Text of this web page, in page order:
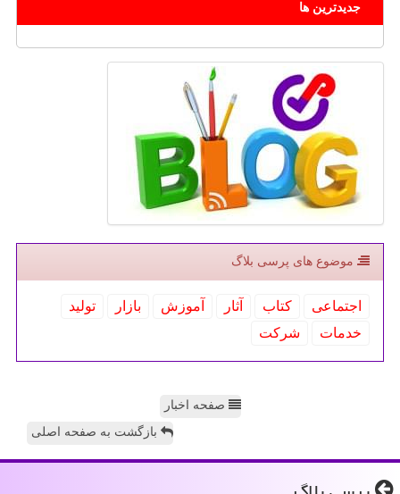
جدیدترین ها
موضوع های پرسی بلاگ
اجتماعی كتاب آثار آموزش بازار
تولید
خدمات
شركت
صفحه اخبار
بازگشت به صفحه اصلی